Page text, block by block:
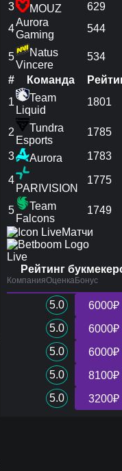
3
MOUZ
629
4
Aurora
Gaming
544
5
Natus
Vincere
534
#
Команда
1
Team
Liquid
1801
2
Tundra
Esports
1785
3 Aurora 1783
4
PARIVISION
1775
5
Team
Falcons
1749
Матчи
Live
Рейтинг
КомпанияОценкаБонус
5.0
6000₽
5.0
6000₽
5.0
6000₽
5.0
8100₽
5.0
3200₽